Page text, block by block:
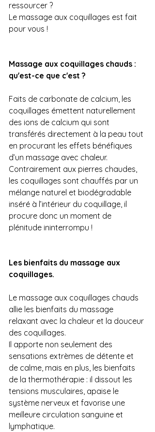
ressourcer ?
Le massage aux coquillages est fait
pour vous !
Massage aux coquillages chauds :
qu'est-ce que c'est ?
Faits de carbonate de calcium, les
coquillages émettent naturellement
des ions de calcium qui sont
transférés directement à la peau tout
en procurant les effets bénéfiques
d’un massage avec chaleur.
Contrairement aux pierres chaudes,
les coquillages sont chauffés par un
mélange naturel et biodégradable
inséré à l’intérieur du coquillage, il
procure donc un moment de
plénitude ininterrompu !
Les bienfaits du massage aux
coquillages.
Le massage aux coquillages chauds
allie les bienfaits du massage
relaxant avec la chaleur et la douceur
des coquillages.
Il apporte non seulement des
sensations extrèmes de détente et
de calme, mais en plus, les bienfaits
de la thermothérapie : il dissout les
tensions musculaires, apaise le
système nerveux et favorise une
meilleure circulation sanguine et
lymphatique.